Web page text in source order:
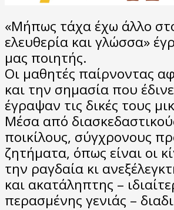
«Μήπως τάχα έχω άλλο
ελευθερία και γλώσσα»
μας ποιητής.
Οι μαθητές παίρνοντας
και την σημασία που
έγραψαν τις δικές τους
Μέσα από
ποικίλους, σύγχρονους
ζητήματα, όπως είναι οι
την ραγδαία κι
και ακατάληπτης –
περασμένης γενιάς –